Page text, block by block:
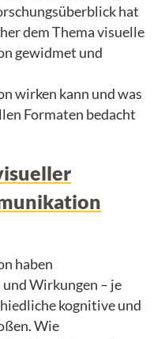
hat
dem Thema visuelle
gewidmet und
wirken kann und was
Formaten bedacht
haben
Wirkungen – je
kognitive und
Wie